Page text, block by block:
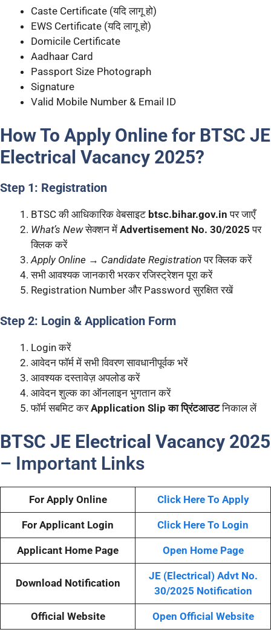
Caste Certificate (यदि लागू हो)
EWS Certificate (यदि लागू हो)
Domicile Certificate
Aadhaar Card
Passport Size Photograph
Signature
Valid Mobile Number & Email ID
How To Apply Online for BTSC JE
Electrical Vacancy 2025?
Step 1: Registration
BTSC की आधिकारिक वेबसाइट btsc.bihar.gov.in पर जाएँ
What’s Newसेक्शन में Advertisement No. 30/2025 पर
क्लिक करें
Apply Online → Candidate Registration पर क्लिक करें
सभी आवश्यक जानकारी भरकर रजिस्ट्रेशन पूरा करें
Registration Number और Password सुरक्षित रखें
Step 2: Login & Application Form
Login करें
आवेदन फॉर्म में सभी विवरण सावधानीपूर्वक भरें
आवश्यक दस्तावेज़ अपलोड करें
आवेदन शुल्क का ऑनलाइन भुगतान करें
फॉर्म सबमिट करApplication Slip का प्रिंटआउटनिकाल लें
BTSC JE Electrical Vacancy 2025
– Important Links
For Apply Online Click Here To Apply
For Applicant Login Click Here To Login
Applicant Home Page Open Home Page
Download Notification
JE (Electrical) Advt No.
30/2025 Notification
Official Website Open Official Website